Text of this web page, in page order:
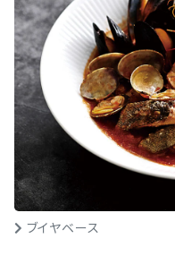
ブイヤベース